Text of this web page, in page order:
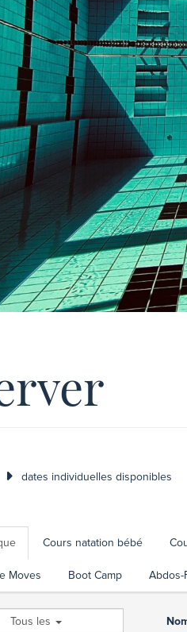
dates individuelles disponibles
Cours natation bébé
Moves Boot Camp Abdos-
Tous les